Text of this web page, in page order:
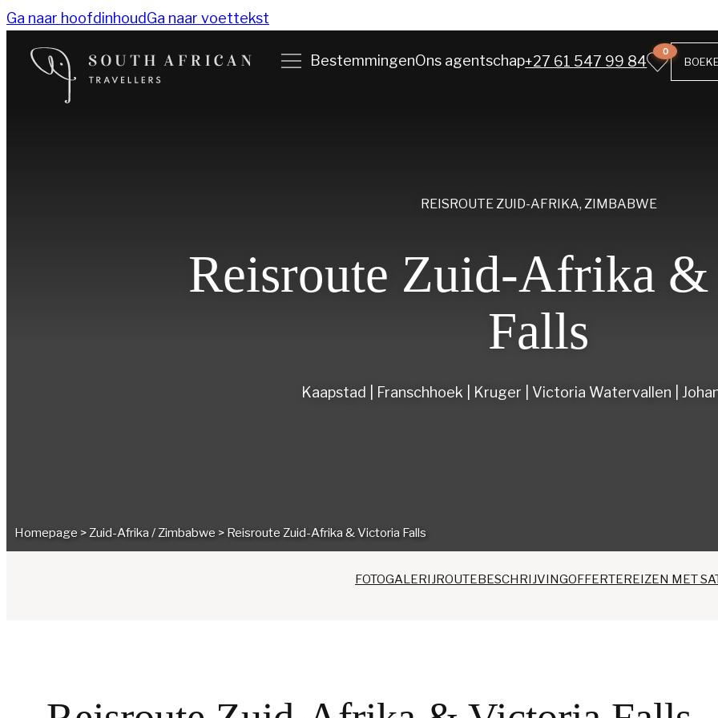
Ga naar hoofdinhoudGa naar voettekst
BestemmingenOns agentschap+27 61 547 99 84
0
REISROUTE ZUID-AFRIKA, ZIMBABWE
Reisroute Zuid-Afrika
Falls
Kaapstad | Franschhoek | Kruger | Victoria Watervallen |
Homepage >Zuid-Afrika /Zimbabwe > Reisroute Zuid-Afrika & Victoria Falls
FOTOGALERIJROUTEBESCHRIJVINGOFFERTEREIZEN MET